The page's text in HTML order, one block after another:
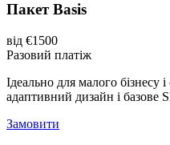
Пакет Basis
від €1500
Разовий платіж
Ідеально для малого бізнесу
адаптивний дизайн і базове
Замовити